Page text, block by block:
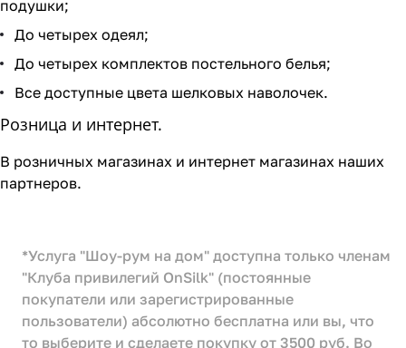
подушки;
До четырех одеял;
До четырех комплектов постельного белья;
Все доступные цвета шелковых наволочек.
Розница и интернет.
В розничных магазинах и интернет магазинах наших
партнеров.
*Услуга "Шоу-рум на дом" доступна только членам
"Клуба привилегий OnSilk" (постоянные
покупатели или зарегистрированные
пользователи) абсолютно бесплатна или вы, что
то выберите и сделаете покупку от 3500 руб. Во